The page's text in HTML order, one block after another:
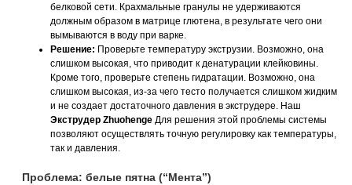
белковой сети. Крахмальные гранулы не удерживаются
должным образом в матрице глютена, в результате чего они
вымываются в воду при варке.
Решение: Проверьте температуру экструзии. Возможно, она
слишком высокая, что приводит к денатурации клейковины.
Кроме того, проверьте степень гидратации. Возможно, она
слишком высокая, из-за чего тесто получается слишком жидким
и не создает достаточного давления в экструдере. Наш
Экструдер ZhuohengeДля решения этой проблемы системы
позволяют осуществлять точную регулировку как температуры,
так и давления.
Проблема: белые пятна (“Мента”)